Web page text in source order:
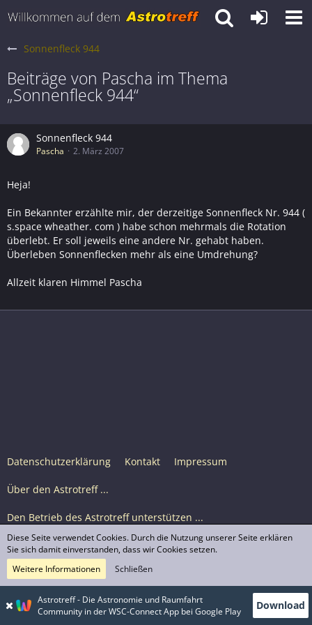
Sonnenfleck 944
Beiträge von Pascha im Thema
„Sonnenfleck 944“
Sonnenfleck 944
Pascha 2. März 2007
Heja!
Ein Bekannter erzählte mir, der derzeitige Sonnenfleck Nr. 944 (
s.space wheather. com ) habe schon mehrmals die Rotation
überlebt. Er soll jeweils eine andere Nr. gehabt haben.
Überleben Sonnenflecken mehr als eine Umdrehung?
Allzeit klaren Himmel Pascha
Datenschutzerklärung Kontakt Impressum
Über den Astrotreff ...
Den Betrieb des Astrotreff unterstützen ...
Nutzungsbedingungen
© Astrotreff 2001-2026, lizenziert unter CC BY-SA,
sofern für einzelne Inhalte nicht anders angegeben
Astrotreff - Die Astronomie und Raumfahrt
Community in der WSC-Connect App bei Google Play
Download
Diese Seite verwendet Cookies. Durch die Nutzung unserer Seite erklären
Sie sich damit einverstanden, dass wir Cookies setzen.
Weitere Informationen
Schließen